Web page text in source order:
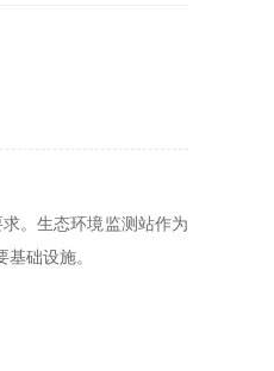
。生态环境监测站作为
础设施。